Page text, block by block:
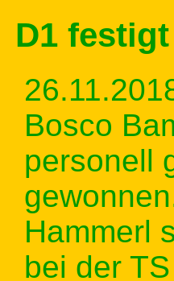
D1
Bosco
personell
Hammerl
bei der